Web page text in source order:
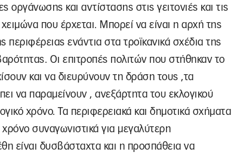
και αντίστασης στις γειτονιές και τις
που έρχεται. Μπορεί να είναι η αρχή της
ενάντια στα τροϊκανικά σχέδια της
Οι επιτροπές πολιτών που στήθηκαν το
και να διευρύνουν τη δράση τους ,τα
να παραμείνουν , ανεξάρτητα του εκλογικού
χρόνο. Τα περιφερειακά και δημοτικά σχήματα
συναγωνιστικά για μεγαλύτερη
είναι δυσβάσταχτα και η προσπάθεια να